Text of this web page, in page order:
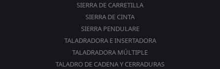
SIERRA DE CARRETILLA
SIERRA DE CINTA
SIERRA PENDULARE
TALADRADORA E INSERTADORA
TALADRADORA MÚLTIPLE
TALADRO DE CADENA Y CERRADURAS